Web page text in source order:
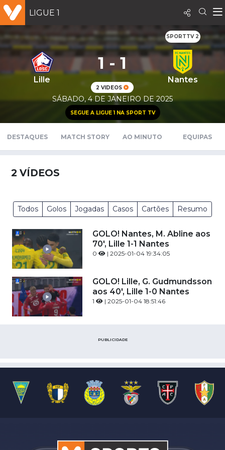
LIGUE 1
SPORTTV 2
Lille
1 - 1
2 VIDEOS
Nantes
SÁBADO, 4 DE JANEIRO DE 2025
SEGUE A LIGUE 1 NA SPORT TV
DESTAQUES MATCH STORY AO MINUTO EQUIPAS
2 VÍDEOS
Todos Golos Jogadas Casos Cartões Resumo
GOLO! Nantes, M. Abline aos
70', Lille 1-1 Nantes
0 | 2025-01-04 19:34:05
GOLO! Lille, G. Gudmundsson
aos 40', Lille 1-0 Nantes
1 | 2025-01-04 18:51:46
PUBLICIDADE